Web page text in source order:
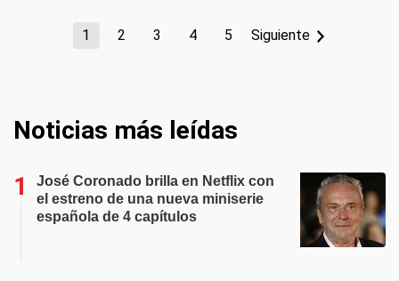
1 2 3 4 5 Siguiente
Noticias más leídas
José Coronado brilla en Netflix con
el estreno de una nueva miniserie
española de 4 capítulos